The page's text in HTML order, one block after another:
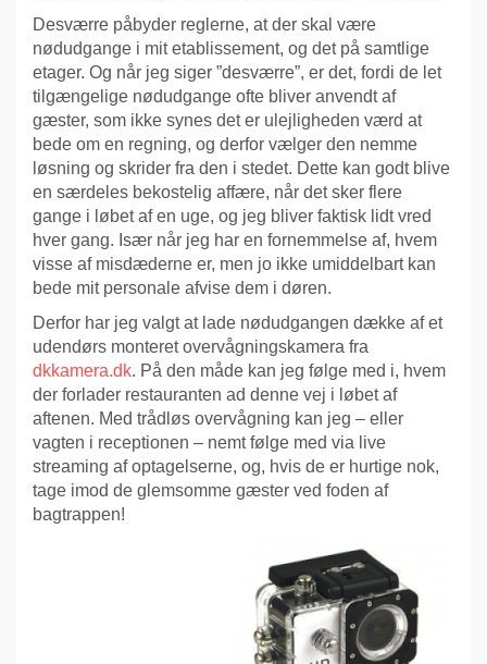
Desværre påbyder reglerne, at der skal være
nødudgange i mit etablissement, og det på samtlige
etager. Og når jeg siger ”desværre”, er det, fordi de let
tilgængelige nødudgange ofte bliver anvendt af
gæster, som ikke synes det er ulejligheden værd at
bede om en regning, og derfor vælger den nemme
løsning og skrider fra den i stedet. Dette kan godt blive
en særdeles bekostelig affære, når det sker flere
gange i løbet af en uge, og jeg bliver faktisk lidt vred
hver gang. Især når jeg har en fornemmelse af, hvem
visse af misdæderne er, men jo ikke umiddelbart kan
bede mit personale afvise dem i døren.
Derfor har jeg valgt at lade nødudgangen dække af et
udendørs monteret overvågningskamera fra
dkkamera.dk. På den måde kan jeg følge med i, hvem
der forlader restauranten ad denne vej i løbet af
aftenen. Med trådløs overvågning kan jeg – eller
vagten i receptionen – nemt følge med via live
streaming af optagelserne, og, hvis de er hurtige nok,
tage imod de glemsomme gæster ved foden af
bagtrappen!